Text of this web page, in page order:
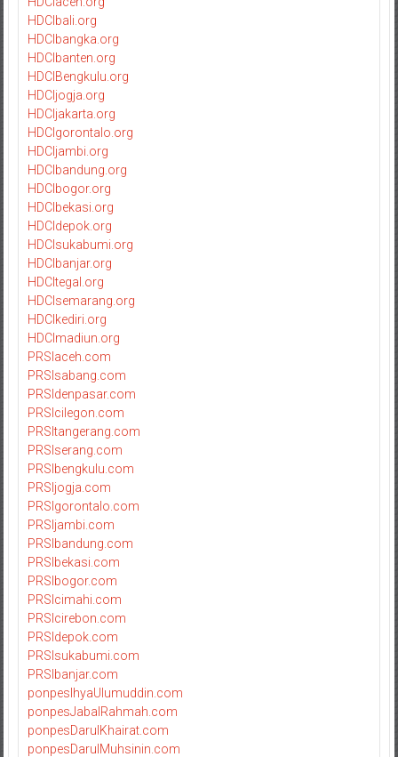
HDCIbali.org
HDCIbangka.org
HDCIbanten.org
HDCIBengkulu.org
HDCIjogja.org
HDCIjakarta.org
HDCIgorontalo.org
HDCIjambi.org
HDCIbandung.org
HDCIbogor.org
HDCIbekasi.org
HDCIdepok.org
HDCIsukabumi.org
HDCIbanjar.org
HDCItegal.org
HDCIsemarang.org
HDCIkediri.org
HDCImadiun.org
PRSIaceh.com
PRSIsabang.com
PRSIdenpasar.com
PRSIcilegon.com
PRSItangerang.com
PRSIserang.com
PRSIbengkulu.com
PRSIjogja.com
PRSIgorontalo.com
PRSIjambi.com
PRSIbandung.com
PRSIbekasi.com
PRSIbogor.com
PRSIcimahi.com
PRSIcirebon.com
PRSIdepok.com
PRSIsukabumi.com
PRSIbanjar.com
ponpesIhyaUlumuddin.com
ponpesJabalRahmah.com
ponpesDarulKhairat.com
ponpesDarulMuhsinin.com